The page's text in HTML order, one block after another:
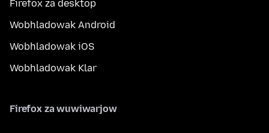
Firefox za desktop
Wobhladowak Android
Wobhladowak iOS
Wobhladowak Klar
Firefox za wuwiwarjow